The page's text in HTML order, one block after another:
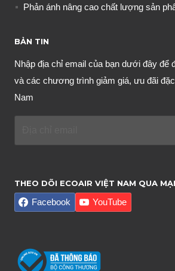
Phản ánh nâng cao chất lượng sản
BẢN TIN
Nhập địa chỉ email của bạn dưới đây để
và các chương trình giảm giá, ưu đãi
Nam
THEO DÕI ECOAIR VIỆT NAM QUA
Facebook YouTube